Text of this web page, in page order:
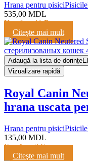
Hrana pentru pisiciPisicile
535,00 MDL
Кешбэк:11 Баллов
Citeşte mai mult
Adaugă la lista de dorințe
Vizualizare rapidă
Royal Canin
hrana uscata
Hrana pentru pisiciPisicile
135,00 MDL
Кешбэк:3 Балла
Citeşte mai mult